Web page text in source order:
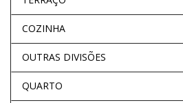
COZINHA
OUTRAS DIVISÕES
QUARTO